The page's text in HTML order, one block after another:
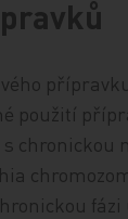
použití p
chronickou
fázi